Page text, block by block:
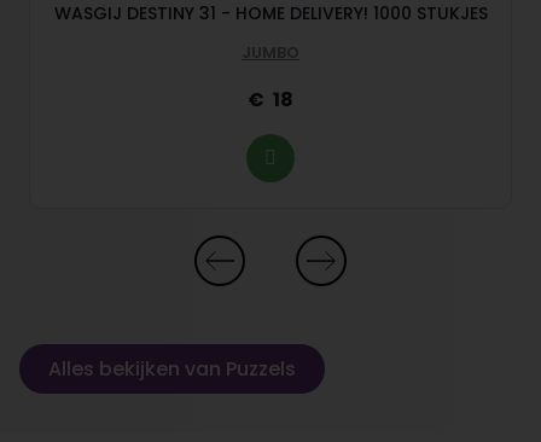
WASGIJ DESTINY 31 - HOME DELIVERY! 1000 STUKJES
JUMBO
18
Alles bekijken van Puzzels